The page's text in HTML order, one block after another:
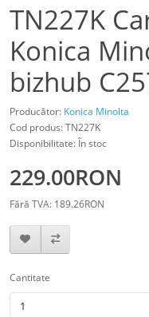
TN227K
Konica
bizhub
Producător: Konica Minolta
Cod produs: TN227K
Disponibilitate: În stoc
229.00RON
Fără TVA: 189.26RON
Cantitate